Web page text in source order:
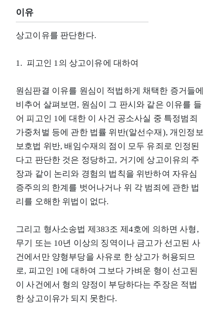
이유
상고이유를 판단한다.
1. 피고인 1의 상고이유에 대하여
원심판결 이유를 원심이 적법하게 채택한 증거들에
비추어 살펴보면, 원심이 그 판시와 같은 이유를 들
어 피고인 1에 대한 이 사건 공소사실 중 특정범죄
가중처벌 등에 관한 법률 위반(알선수재), 개인정보
보호법 위반, 배임수재의 점이 모두 유죄로 인정된
다고 판단한 것은 정당하고, 거기에 상고이유의 주
장과 같이 논리와 경험의 법칙을 위반하여 자유심
증주의의 한계를 벗어나거나 위 각 범죄에 관한 법
리를 오해한 위법이 없다.
그리고 형사소송법 제383조 제4호에 의하면 사형,
무기 또는 10년 이상의 징역이나 금고가 선고된 사
건에서만 양형부당을 사유로 한 상고가 허용되므
로, 피고인 1에 대하여 그보다 가벼운 형이 선고된
이 사건에서 형의 양정이 부당하다는 주장은 적법
한 상고이유가 되지 못한다.